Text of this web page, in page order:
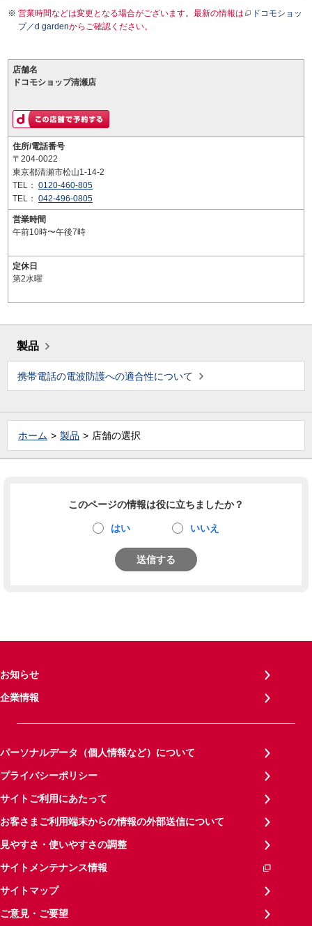
営業時間などは変更となる場合がございます。最新の情報は
ドコモショッ
プ／d gardenからご確認ください。
店舗名
ドコモショップ清瀬店
住所/電話番号
〒204-0022
東京都清瀬市松山1-14-2
TEL： 0120-460-805
TEL： 042-496-0805
営業時間
午前10時〜午後7時
定休日
第2水曜
製品
携帯電話の電波防護への適合性について
ホーム 製品 店舗の選択
このページの情報は役に立ちましたか？
はい いいえ
送信する
お知らせ
企業情報
パーソナルデータ（個人情報など）について
プライバシーポリシー
サイトご利用にあたって
お客さまご利用端末からの情報の外部送信について
見やすさ・使いやすさの調整
サイトメンテナンス情報
サイトマップ
ご意見・ご要望